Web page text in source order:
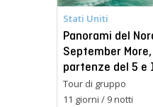
Stati Uniti
Panorami del
September
partenze del 5
Tour di gruppo
11 giorni / 9 notti